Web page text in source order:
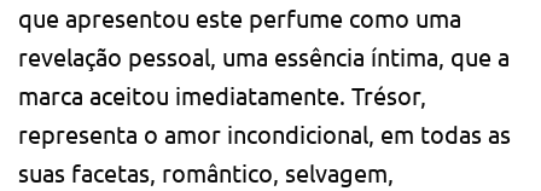
que apresentou este perfume como uma
revelação pessoal, uma essência íntima, que a
marca aceitou imediatamente. Trésor,
representa o amor incondicional, em todas as
suas facetas, romântico, selvagem,